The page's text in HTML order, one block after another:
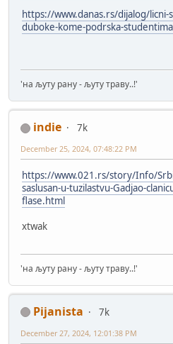
https://www.danas.rs/dijalog/licni-
duboke-kome-podrska-
'на љуту рану - љуту траву..!'
indie
7k
December 25, 2024, 07:48:22 PM
https://www.021.rs/story/Info/
saslusan-u-tuzilastvu-Gadjao-
flase.html
xtwak
'на љуту рану - љуту траву..!'
Pijanista
7k
December 27, 2024, 12:01:38 PM